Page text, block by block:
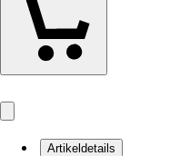
Artikeldetails